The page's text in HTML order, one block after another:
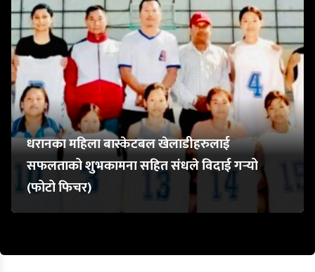
धरानका महिला बास्केटबल खेलाडीहरुलाई
सफलताको शुभकामना सहित संधले विदाई गऱ्यो
(फोटो फिचर)